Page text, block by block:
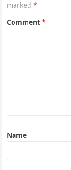
marked*
Comment*
Name